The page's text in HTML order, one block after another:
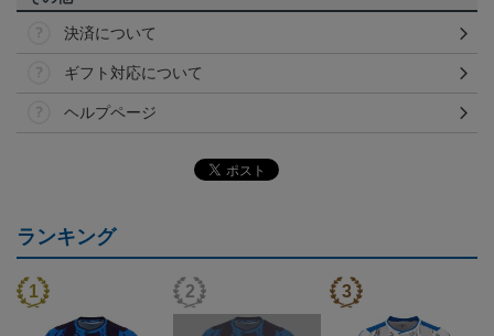
決済について
ギフト対応について
ヘルプページ
ランキング